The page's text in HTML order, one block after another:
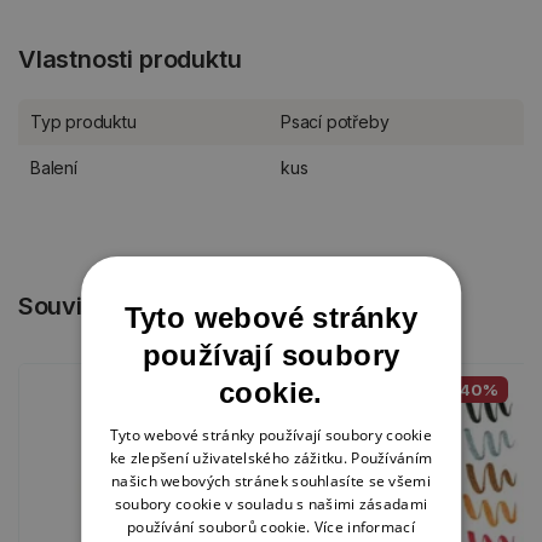
Vlastnosti produktu
Typ produktu Psací potřeby
Balení kus
Související produkty
-40%
Tyto webové stránky
používají soubory
cookie.
Tyto webové stránky používají soubory cookie
ke zlepšení uživatelského zážitku. Používáním
našich webových stránek souhlasíte se všemi
soubory cookie v souladu s našimi zásadami
používání souborů cookie. Více informací